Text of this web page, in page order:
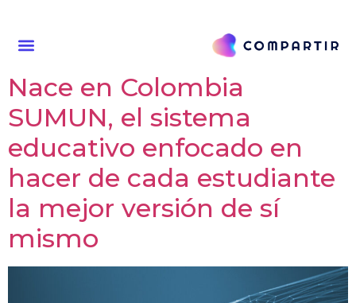
Nace en Colombia
SUMUN, el sistema
educativo enfocado en
hacer de cada estudiante
la mejor versión de sí
mismo